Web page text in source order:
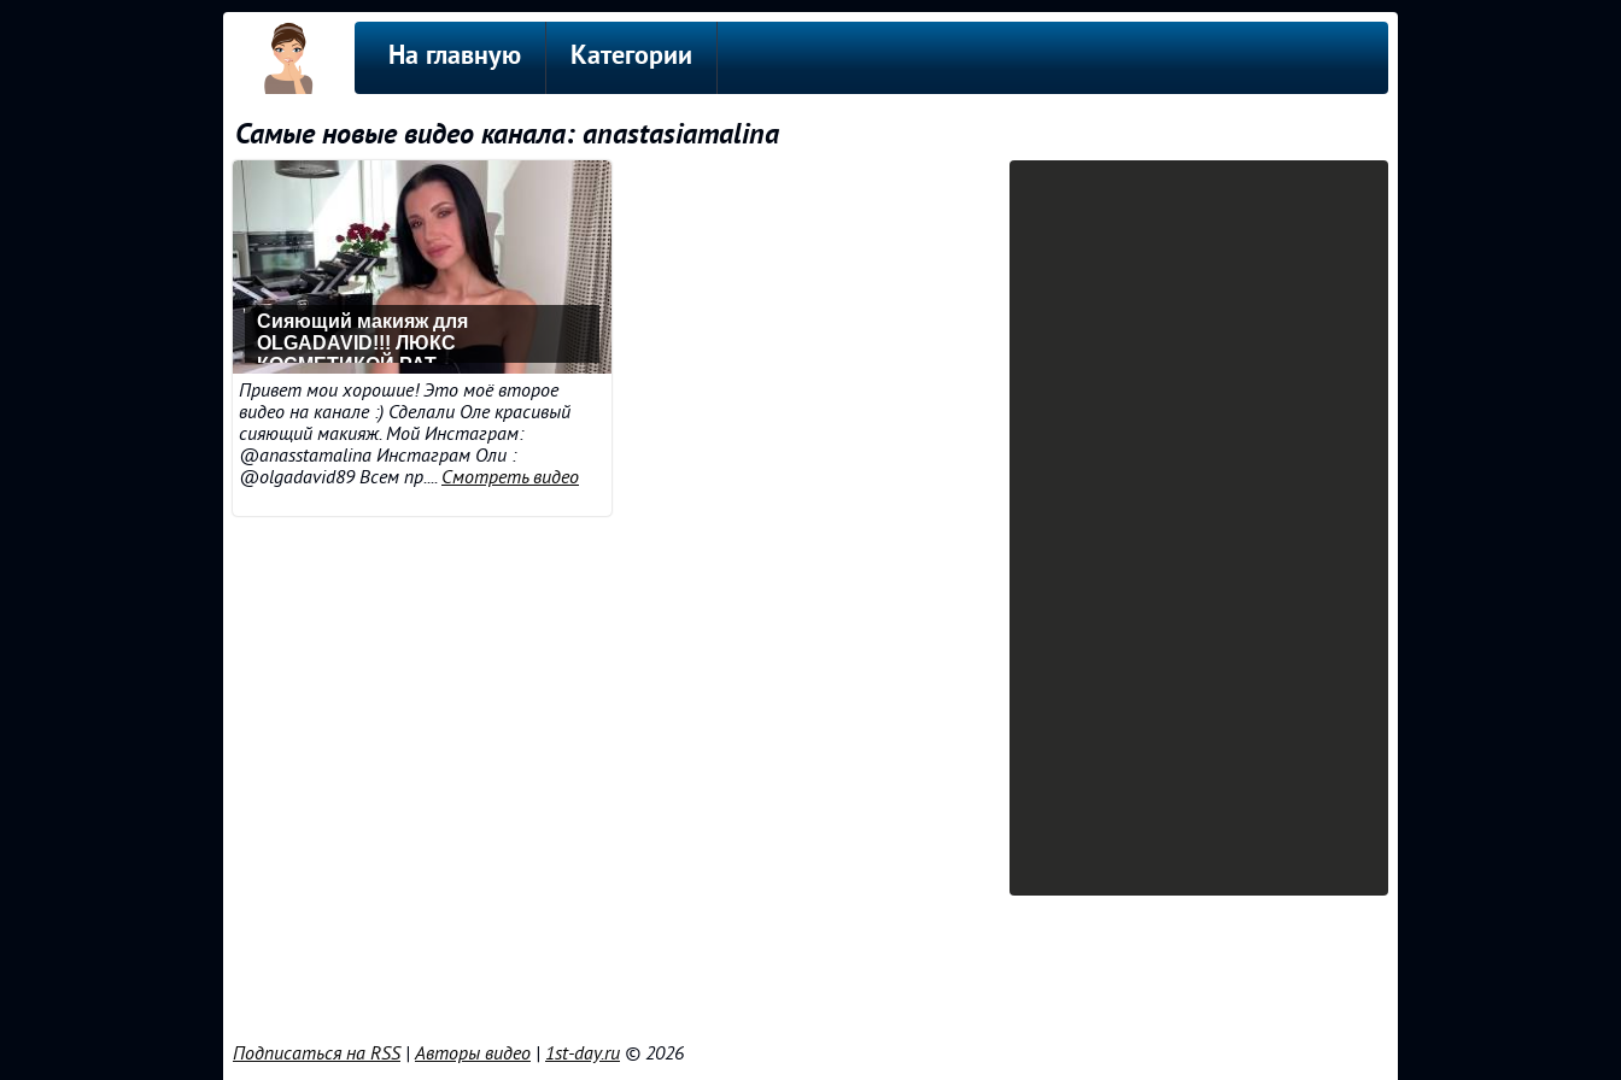
На главную Категории
Самые новые видео канала: anastasiamalina
Сияющий макияж для
OLGADAVID!!! ЛЮКС
КОСМЕТИКОЙ PAT
MCGRATH,PATRICK TA, LA
PRAIRIE
Привет мои хорошие! Это моё второе
видео на канале :) Сделали Оле красивый
сияющий макияж. Мой Инстаграм:
@anasstamalina Инстаграм Оли :
@olgadavid89 Всем пр.... Смотреть видео
Подписаться на RSS|Авторы видео | 1st-day.ru © 2026